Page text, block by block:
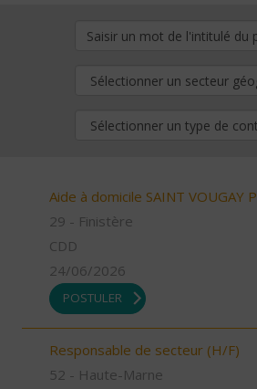
Aide à domicile SAINT VOUGAY
29 - Finistère
CDD
24/06/2026
POSTULER
Responsable de secteur (H/F)
52 - Haute-Marne